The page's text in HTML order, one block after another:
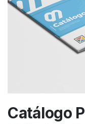
Catálogo